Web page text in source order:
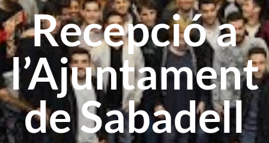
Recepció a
l’Ajuntament
de Sabadell